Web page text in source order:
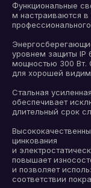
Функциональные
м настраиваются в
уровнем защиты
мощностью 300 Вт.
для хорошей
Стальная
обеспечивает
длительный срок
цинкования
и
повышает
и позволяет
соответствии